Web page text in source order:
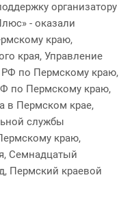
организатору
- оказали
краю,
края, Управление
по Пермскому краю,
по Пермскому краю,
в Пермском крае,
службы
краю,
Семнадцатый
Пермский краевой